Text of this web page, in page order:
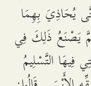
يُحَاذِيَ بِهِمَا
يَصْنَعُ ذَلِكَ فِي
التَّسْلِيمُ